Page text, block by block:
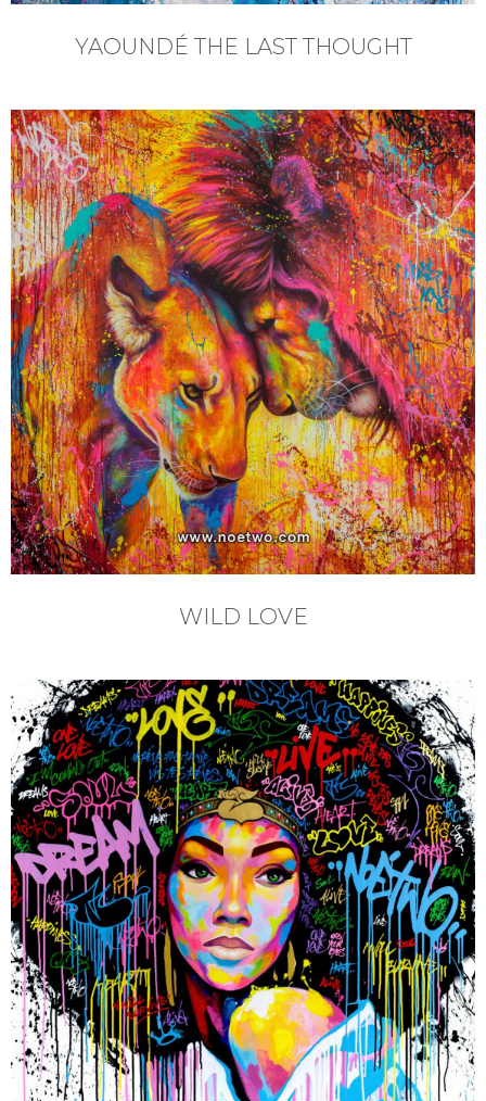
YAOUNDÉ THE LAST THOUGHT
WILD LOVE